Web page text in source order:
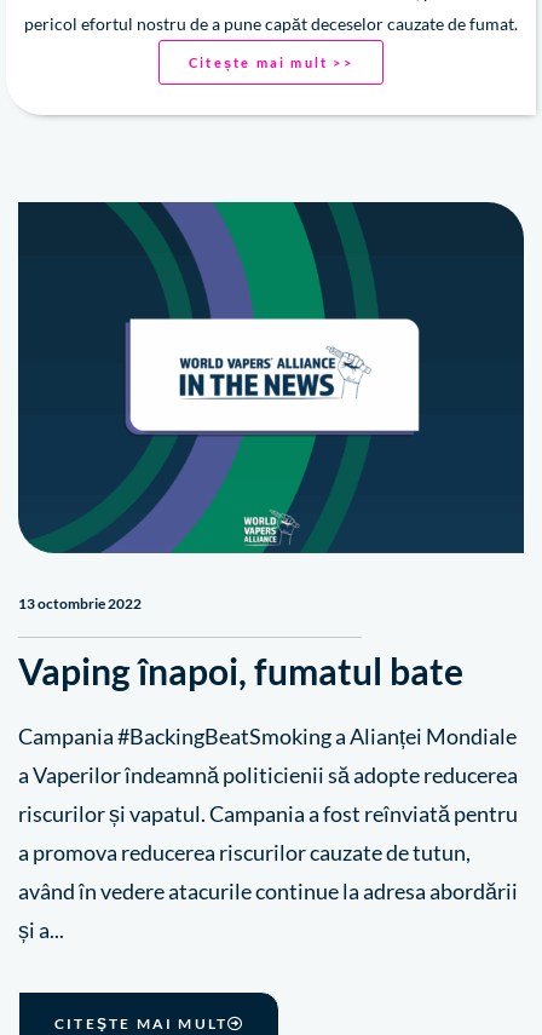
pericol efortul nostru de a pune capăt deceselor cauzate de fumat.
Citește mai mult >>
13 octombrie 2022
Vaping înapoi, fumatul bate
Campania #BackingBeatSmoking a Alianței Mondiale
a Vaperilor îndeamnă politicienii să adopte reducerea
riscurilor și vapatul. Campania a fost reînviată pentru
a promova reducerea riscurilor cauzate de tutun,
având în vedere atacurile continue la adresa abordării
și a...
CITEŞTE MAI MULT